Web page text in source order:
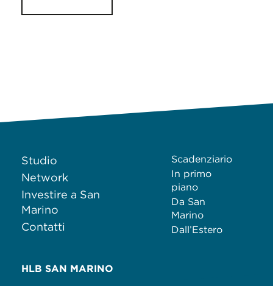
Studio
Network
Investire a San
Marino
Contatti
Scadenziario
In primo
piano
Da San
Marino
Dall’Estero
HLB SAN MARINO